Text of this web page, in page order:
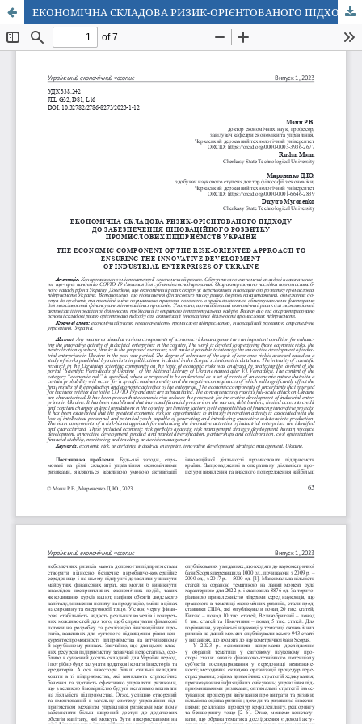
ЕКОНОМІЧНА СКЛАДОВА РИЗИК-ОРІЄНТОВАНОГО ПІДХОДУ ДО ЗАБЕЗПЕЧЕННЯ ІННОВАЦІЙНОГО РОЗВИТКУ ПРОМИСЛОВИХ ПІДПРИЄМСТВ УКРАЇНИ